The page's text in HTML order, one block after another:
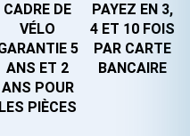
CADRE DE
VÉLO
5
ANS ET 2
ANS POUR
LES PIÈCES
PAYEZ EN 3,
4 ET 10 FOIS
PAR CARTE
BANCAIRE